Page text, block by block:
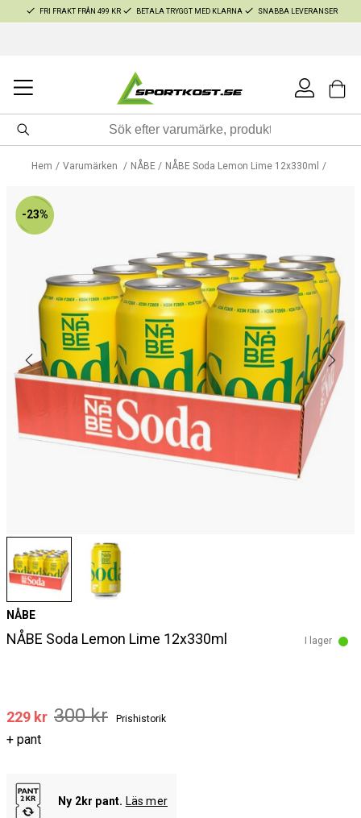
FRI FRAKT FRÅN 499 KR BETALA TRYGGT MED KLARNA SNABBA LEVERANSER
Hem Varumärken NÅBE NÅBE Soda Lemon Lime 12x330ml
-23%
NÅBE
NÅBE Soda Lemon Lime 12x330ml I lager
229 kr 300 kr Prishistorik
+ pant
Ny 2kr pant. Läs mer